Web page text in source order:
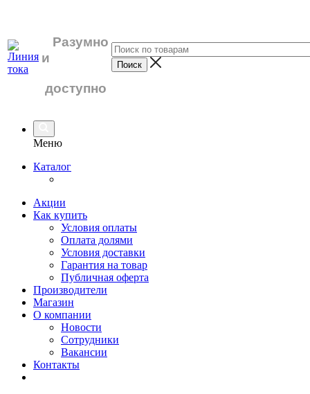
Разумно
и
доступно
Меню
Каталог
Акции
Как купить
Условия оплаты
Оплата долями
Условия доставки
Гарантия на товар
Публичная оферта
Производители
Магазин
О компании
Новости
Сотрудники
Вакансии
Контакты